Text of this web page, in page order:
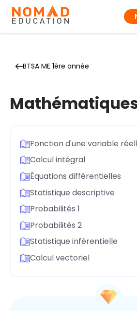
BTSA ME 1ère année
Fonction d'une variable
Calcul intégral
Équations différentielles
Statistique descriptive
Probabilités 1
Probabilités 2
Statistique inférentielle
Calcul vectoriel